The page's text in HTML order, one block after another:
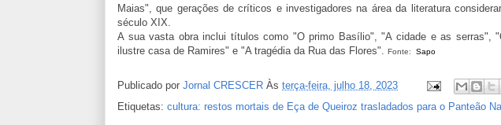
Maias", que gerações de críticos e investigadores na área da literatura
século XIX.
A sua vasta obra inclui títulos como "O primo Basílio", "A cidade e as serras",
ilustre casa de Ramires" e "A tragédia da Rua das Flores". Fonte: Sapo
Publicado por Jornal CRESCER Às terça-feira, julho 18, 2023
Etiquetas: cultura: restos mortais de Eça de Queiroz trasladados para o Panteão